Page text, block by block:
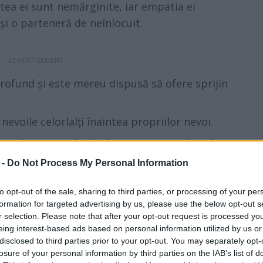
- Do Not Process My Personal Information
opt-out of the sale, sharing to third parties, or processing of your
for targeted advertising by us, please use the below opt-out
selection. Please note that after your opt-out request is processed
interest-based ads based on personal information utilized by us
to third parties prior to your opt-out. You may separately
of your personal information by third parties on the IAB’s list of
ei sunt nemărginite, iar empatia ei
o parteneră de neînlocuit.
și este mereu dispusă să ofere sprijin
celorlalți înaintea propriilor nevoi.
de a intui gândurile și sentimentele celor
natura sa protectoare și loială. Ea este
face orice pentru a-i proteja pe cei dragi.
confidentă excelentă și o persoană care oferă